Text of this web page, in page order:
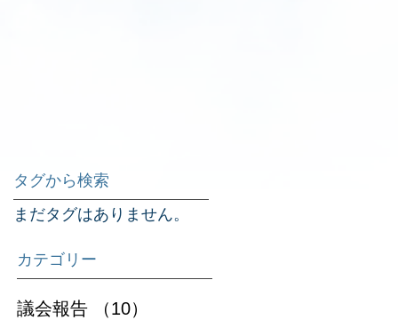
タグから検索
まだタグはありません。
カテゴリー
議会報告 （10）